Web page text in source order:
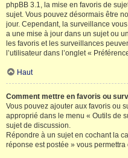
phpBB 3.1, la mise en favoris de
sujet. Vous pouvez désormais être
jour. Cependant, la surveillance
a une mise à jour dans un sujet ou
les favoris et les surveillances
l’utilisateur dans l’onglet «
Haut
Comment mettre en favoris ou
Vous pouvez ajouter aux favoris ou
approprié dans le menu « Outils de
sujet de discussion.
Répondre à un sujet en cochant la
réponse est postée » vous